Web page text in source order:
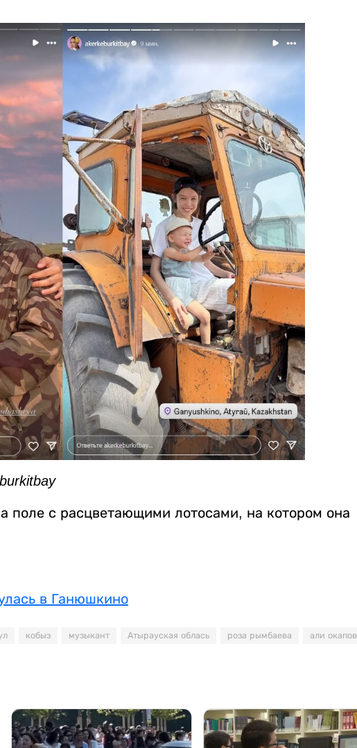
поле с расцветающими лотосами, на котором она
в Ганюшкино
кобыз музыкант Атырауская облась роза рымбаева али окапов